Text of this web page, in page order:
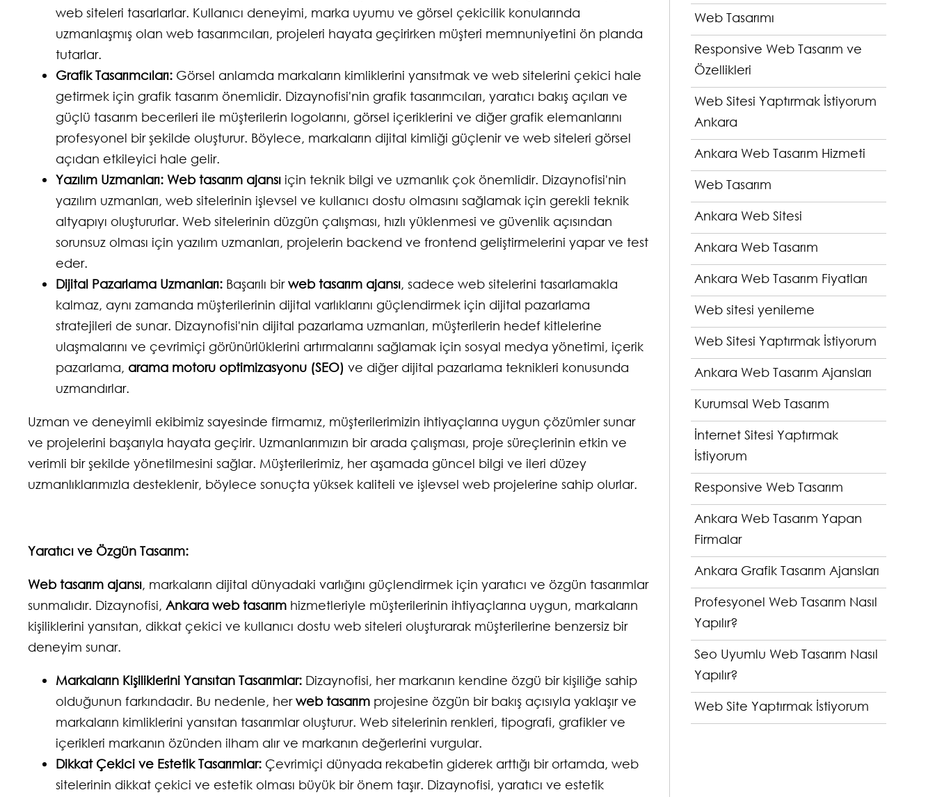
web siteleri tasarlarlar. Kullanıcı deneyimi, marka uyumu ve görsel çekicilik konularında
uzmanlaşmış olan web tasarımcıları, projeleri hayata geçirirken müşteri memnuniyetini ön planda
tutarlar.
Grafik Tasarımcıları: Görsel anlamda markaların kimliklerini yansıtmak ve web sitelerini çekici hale
getirmek için grafik tasarım önemlidir. Dizaynofisi'nin grafik tasarımcıları, yaratıcı bakış açıları ve
güçlü tasarım becerileri ile müşterilerin logolarını, görsel içeriklerini ve diğer grafik elemanlarını
profesyonel bir şekilde oluşturur. Böylece, markaların dijital kimliği güçlenir ve web siteleri görsel
açıdan etkileyici hale gelir.
Yazılım Uzmanları: Web tasarım ajansı için teknik bilgi ve uzmanlık çok önemlidir. Dizaynofisi'nin
yazılım uzmanları, web sitelerinin işlevsel ve kullanıcı dostu olmasını sağlamak için gerekli teknik
altyapıyı oluştururlar. Web sitelerinin düzgün çalışması, hızlı yüklenmesi ve güvenlik açısından
sorunsuz olması için yazılım uzmanları, projelerin backend ve frontend geliştirmelerini yapar ve test
eder.
Dijital Pazarlama Uzmanları: Başarılı birweb tasarım ajansı, sadece web sitelerini tasarlamakla
kalmaz, aynı zamanda müşterilerinin dijital varlıklarını güçlendirmek için dijital pazarlama
stratejileri de sunar. Dizaynofisi'nin dijital pazarlama uzmanları, müşterilerin hedef kitlelerine
ulaşmalarını ve çevrimiçi görünürlüklerini artırmalarını sağlamak için sosyal medya yönetimi, içerik
pazarlama, arama motoru optimizasyonu (SEO) ve diğer dijital pazarlama teknikleri konusunda
uzmandırlar.
Uzman ve deneyimli ekibimiz sayesinde firmamız, müşterilerimizin ihtiyaçlarına uygun çözümler sunar
ve projelerini başarıyla hayata geçirir. Uzmanlarımızın bir arada çalışması, proje süreçlerinin etkin ve
verimli bir şekilde yönetilmesini sağlar. Müşterilerimiz, her aşamada güncel bilgi ve ileri düzey
uzmanlıklarımızla desteklenir, böylece sonuçta yüksek kaliteli ve işlevsel web projelerine sahip olurlar.
Yaratıcı ve Özgün Tasarım:
Web tasarım ajansı, markaların dijital dünyadaki varlığını güçlendirmek için yaratıcı ve özgün tasarımlar
sunmalıdır. Dizaynofisi, Ankara web tasarım hizmetleriyle müşterilerinin ihtiyaçlarına uygun, markaların
kişiliklerini yansıtan, dikkat çekici ve kullanıcı dostu web siteleri oluşturarak müşterilerine benzersiz bir
deneyim sunar.
Markaların Kişiliklerini Yansıtan Tasarımlar: Dizaynofisi, her markanın kendine özgü bir kişiliğe sahip
olduğunun farkındadır. Bu nedenle, herweb tasarım projesine özgün bir bakış açısıyla yaklaşır ve
markaların kimliklerini yansıtan tasarımlar oluşturur. Web sitelerinin renkleri, tipografi, grafikler ve
içerikleri markanın özünden ilham alır ve markanın değerlerini vurgular.
Dikkat Çekici ve Estetik Tasarımlar: Çevrimiçi dünyada rekabetin giderek arttığı bir ortamda, web
sitelerinin dikkat çekici ve estetik olması büyük bir önem taşır. Dizaynofisi, yaratıcı ve estetik
Web Tasarımı
Responsive Web Tasarım ve
Özellikleri
Web Sitesi Yaptırmak İstiyorum
Ankara
Ankara Web Tasarım Hizmeti
Web Tasarım
Ankara Web Sitesi
Ankara Web Tasarım
Ankara Web Tasarım Fiyatları
Web sitesi yenileme
Web Sitesi Yaptırmak İstiyorum
Ankara Web Tasarım Ajansları
Kurumsal Web Tasarım
İnternet Sitesi Yaptırmak
İstiyorum
Responsive Web Tasarım
Ankara Web Tasarım Yapan
Firmalar
Ankara Grafik Tasarım Ajansları
Profesyonel Web Tasarım Nasıl
Yapılır?
Seo Uyumlu Web Tasarım Nasıl
Yapılır?
Web Site Yaptırmak İstiyorum